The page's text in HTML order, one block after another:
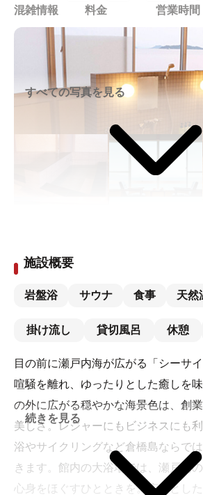
混雑情報 料金 営業時間
すべての写真を見る
施設概要
岩盤浴 サウナ 食事 天然
掛け流し 貸切風呂 休憩
目の前に瀬戸内海が広がる「シーサ
喧騒を離れ、ゆったりとした癒しを
の外に広がる穏やかな海景色は、創
美しさ。レジャーにもビジネスにも
浴やサイクリングなど倉橋島ならで
きます。館内の大浴場では、瀬戸内
心身をほぐすひとときを。広々とした
続きを見る